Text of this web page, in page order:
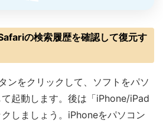
の検索履歴を確認して復元す
ンをクリックして、ソフトをパソ
起動します。後は「iPhone/iPad
しましょう。iPhoneをパソコン